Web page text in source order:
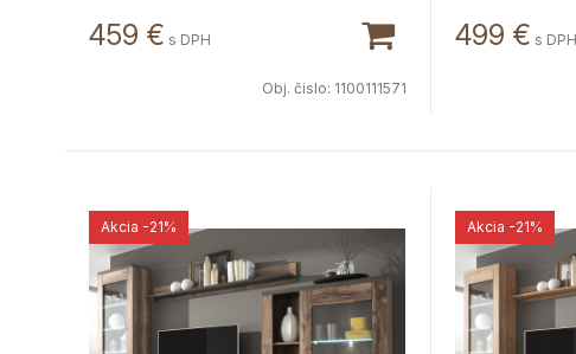
459 € s DPH
Obj. čislo: 1100111571
499 € s DPH
Akcia -21% Akcia -21%